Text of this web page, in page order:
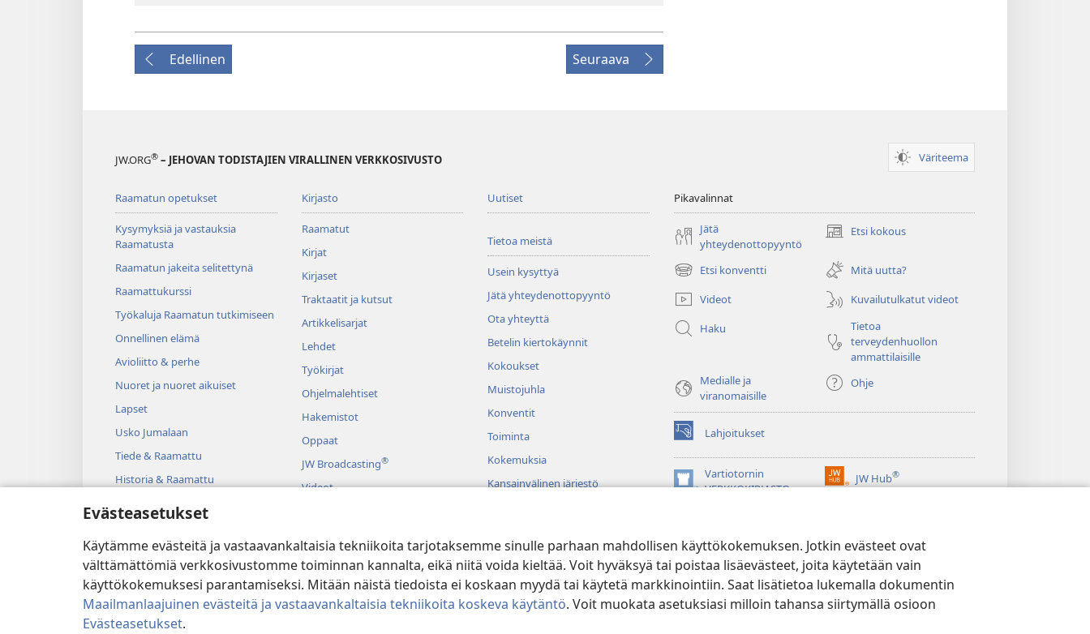
Evästeasetukset
Käytämme evästeitä ja vastaavankaltaisia tekniikoita tarjotaksemme sinulle parhaan mahdollisen käyttökokemuksen. Jotkin evästeet ovat
välttämättömiä verkkosivustomme toiminnan kannalta, eikä niitä voida kieltää. Voit hyväksyä tai poistaa lisäevästeet, joita käytetään vain
käyttökokemuksesi parantamiseksi. Mitään näistä tiedoista ei koskaan myydä tai käytetä markkinointiin. Saat lisätietoa lukemalla dokumentin
Maailmanlaajuinen evästeitä ja vastaavankaltaisia tekniikoita koskeva käytäntö. Voit muokata asetuksiasi milloin tahansa siirtymällä osioon
Evästeasetukset.
Edellinen Seuraava
JW.ORG® – JEHOVAN TODISTAJIEN VIRALLINEN VERKKOSIVUSTO Väriteema
Raamatun opetukset
Kysymyksiä ja vastauksia
Raamatusta
Raamatun jakeita selitettynä
Raamattukurssi
Työkaluja Raamatun tutkimiseen
Onnellinen elämä
Avioliitto & perhe
Nuoret ja nuoret aikuiset
Lapset
Usko Jumalaan
Tiede & Raamattu
Historia & Raamattu
Kirjasto
Raamatut
Kirjat
Kirjaset
Traktaatit ja kutsut
Artikkelisarjat
Lehdet
Työkirjat
Ohjelmalehtiset
Hakemistot
Oppaat
JW Broadcasting®
Videot
Dramatisoitu raamatunluku
Uutiset
Tietoa meistä
Usein kysyttyä
Jätä yhteydenottopyyntö
Ota yhteyttä
Betelin kiertokäynnit
Kokoukset
Muistojuhla
Konventit
Toiminta
Kokemuksia
Kansainvälinen järjestö
Pikavalinnat
Jätä
yhteydenottopyyntö
Etsi kokous
(avaa
ikkunan)
Etsi konventti
(avaa
uuden
ikkunan)
Mitä uutta?
Videot
Kuvailutulkatut videot
Haku
Tietoa
terveydenhuollon
ammattilaisille
Medialle ja
viranomaisille
Ohje
Lahjoitukset
(avaa
uuden
ikkunan)Vartiotornin
VERKKOKIRJASTO
(avaa
JW Hub®
(avaa